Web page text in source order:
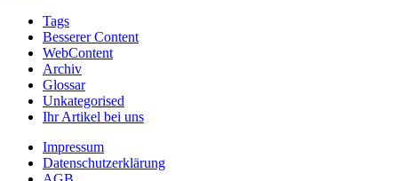
Tags
Besserer Content
WebContent
Archiv
Glossar
Unkategorised
Ihr Artikel bei uns
Impressum
Datenschutzerklärung